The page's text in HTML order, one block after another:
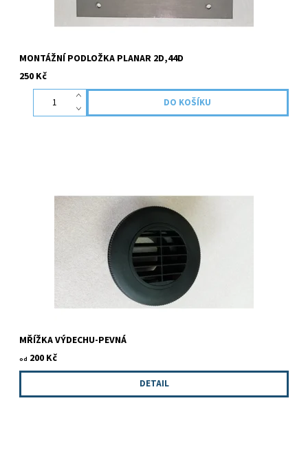
MONTÁŽNÍ PODLOŽKA PLANAR 2D,44D
250 Kč
MŘÍŽKA VÝDECHU-PEVNÁ
od 200 Kč
DETAIL